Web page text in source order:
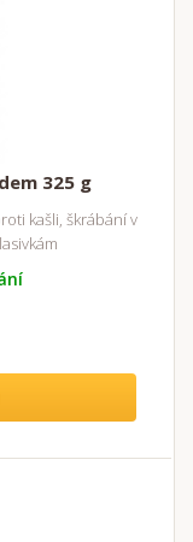
325 g
kašli, škrábání v